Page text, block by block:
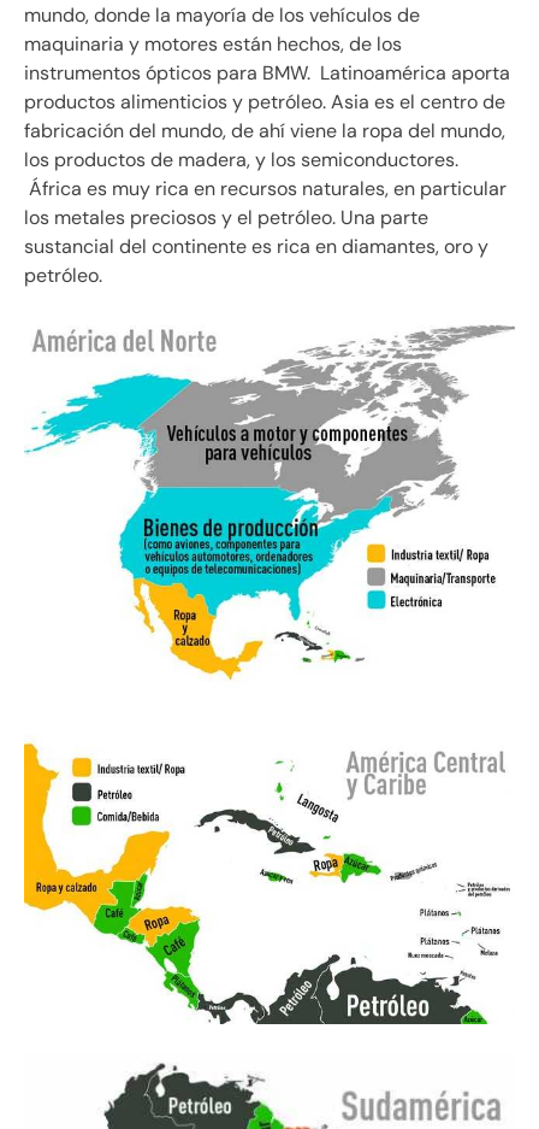
mundo, donde la mayoría de los vehículos de
maquinaria y motores están hechos, de los
instrumentos ópticos para BMW. Latinoamérica aporta
productos alimenticios y petróleo. Asia es el centro de
fabricación del mundo, de ahí viene la ropa del mundo,
los productos de madera, y los semiconductores.
África es muy rica en recursos naturales, en particular
los metales preciosos y el petróleo. Una parte
sustancial del continente es rica en diamantes, oro y
petróleo.